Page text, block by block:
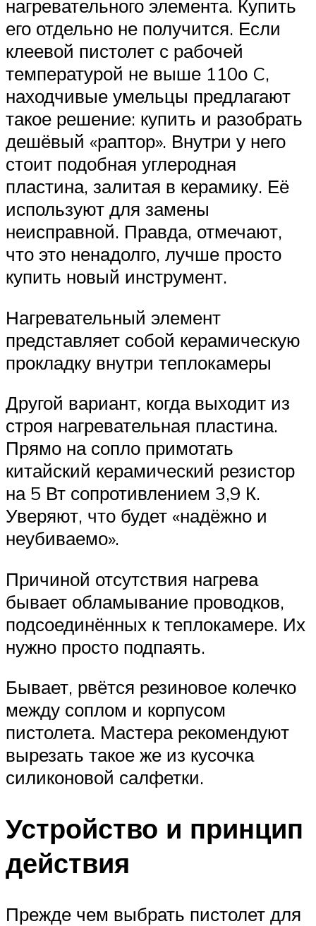
нагревательного элемента. Купить
его отдельно не получится. Если
клеевой пистолет с рабочей
температурой не выше 110о C,
находчивые умельцы предлагают
такое решение: купить и разобрать
дешёвый «раптор». Внутри у него
стоит подобная углеродная
пластина, залитая в керамику. Её
используют для замены
неисправной. Правда, отмечают,
что это ненадолго, лучше просто
купить новый инструмент.
Нагревательный элемент
представляет собой керамическую
прокладку внутри теплокамеры
Другой вариант, когда выходит из
строя нагревательная пластина.
Прямо на сопло примотать
китайский керамический резистор
на 5 Вт сопротивлением 3,9 К.
Уверяют, что будет «надёжно и
неубиваемо».
Причиной отсутствия нагрева
бывает обламывание проводков,
подсоединённых к теплокамере. Их
нужно просто подпаять.
Бывает, рвётся резиновое колечко
между соплом и корпусом
пистолета. Мастера рекомендуют
вырезать такое же из кусочка
силиконовой салфетки.
Устройство и принцип
действия
Прежде чем выбрать пистолет для